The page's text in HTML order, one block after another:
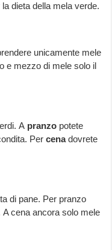
dieta della mela verde.
unicamente mele
e mezzo di mele solo il
A pranzo potete
Percenadovrete
di pane. Per pranzo
cena ancora solo mele